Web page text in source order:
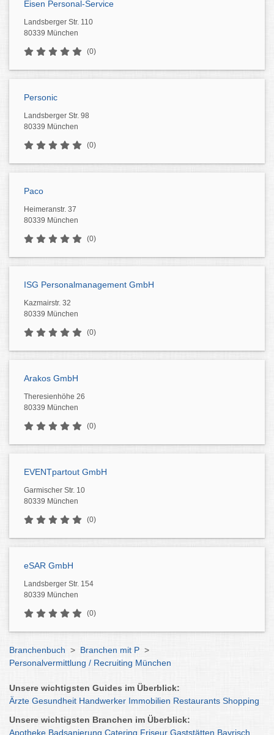
Eisen Personal-Service
Landsberger Str. 110
80339 München
(0)
Personic
Landsberger Str. 98
80339 München
(0)
Paco
Heimeranstr. 37
80339 München
(0)
ISG Personalmanagement GmbH
Kazmairstr. 32
80339 München
(0)
Arakos GmbH
Theresienhöhe 26
80339 München
(0)
EVENTpartout GmbH
Garmischer Str. 10
80339 München
(0)
eSAR GmbH
Landsberger Str. 154
80339 München
(0)
Branchenbuch > Branchen mit P >
Personalvermittlung / Recruiting München
Unsere wichtigsten Guides im Überblick:
Ärzte Gesundheit Handwerker Immobilien Restaurants Shopping
Unsere wichtigsten Branchen im Überblick:
Apotheke Badsanierung Catering Friseur Gaststätten Bayrisch